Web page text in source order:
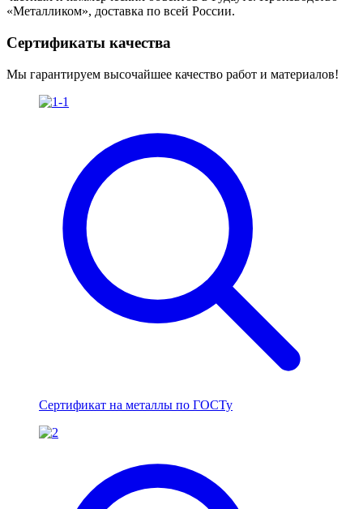
«Металликом», доставка по всей России.
Сертификаты качества
Мы гарантируем высочайшее качество работ и материалов!
Сертификат на металлы по ГОСТу